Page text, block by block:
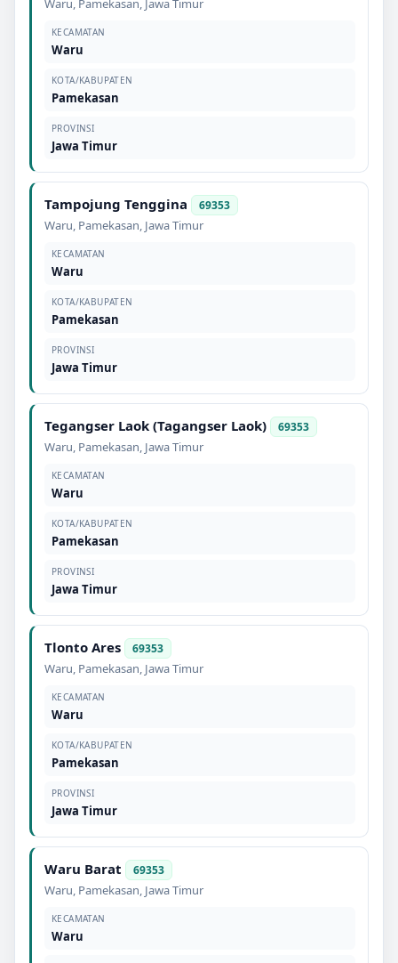
Waru, Pamekasan, Jawa Timur
KECAMATAN
Waru
KOTA/KABUPATEN
Pamekasan
PROVINSI
Jawa Timur
Tampojung Tenggina 69353
Waru, Pamekasan, Jawa Timur
KECAMATAN
Waru
KOTA/KABUPATEN
Pamekasan
PROVINSI
Jawa Timur
Tegangser Laok (Tagangser Laok) 69353
Waru, Pamekasan, Jawa Timur
KECAMATAN
Waru
KOTA/KABUPATEN
Pamekasan
PROVINSI
Jawa Timur
Tlonto Ares 69353
Waru, Pamekasan, Jawa Timur
KECAMATAN
Waru
KOTA/KABUPATEN
Pamekasan
PROVINSI
Jawa Timur
Waru Barat 69353
Waru, Pamekasan, Jawa Timur
KECAMATAN
Waru